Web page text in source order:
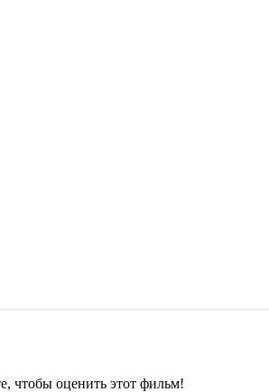
чтобы оценить этот фильм!